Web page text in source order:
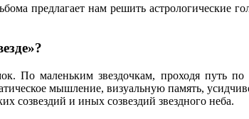
предлагает нам решить астрологические
По маленьким звездочкам, проходя путь
мышление, визуальную память,
созвездий и иных созвездий звездного неба.